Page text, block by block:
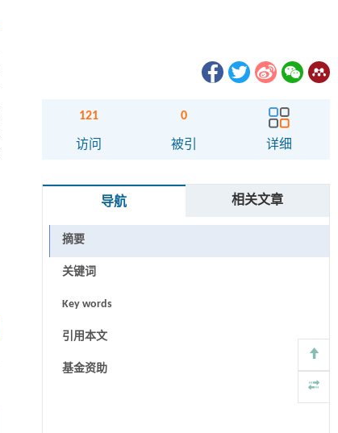
121
访问
0
被引 详细
导航 相关文章
摘要
关键词
Key words
引用本文
基金资助